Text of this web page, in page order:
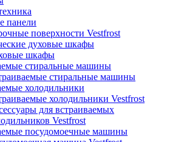
панели
поверхности Vestfrost
духовые шкафы
шкафы
стиральные машины
стиральные машины
холодильники
холодильники Vestfrost
для встраиваемых
Vestfrost
посудомоечные машины